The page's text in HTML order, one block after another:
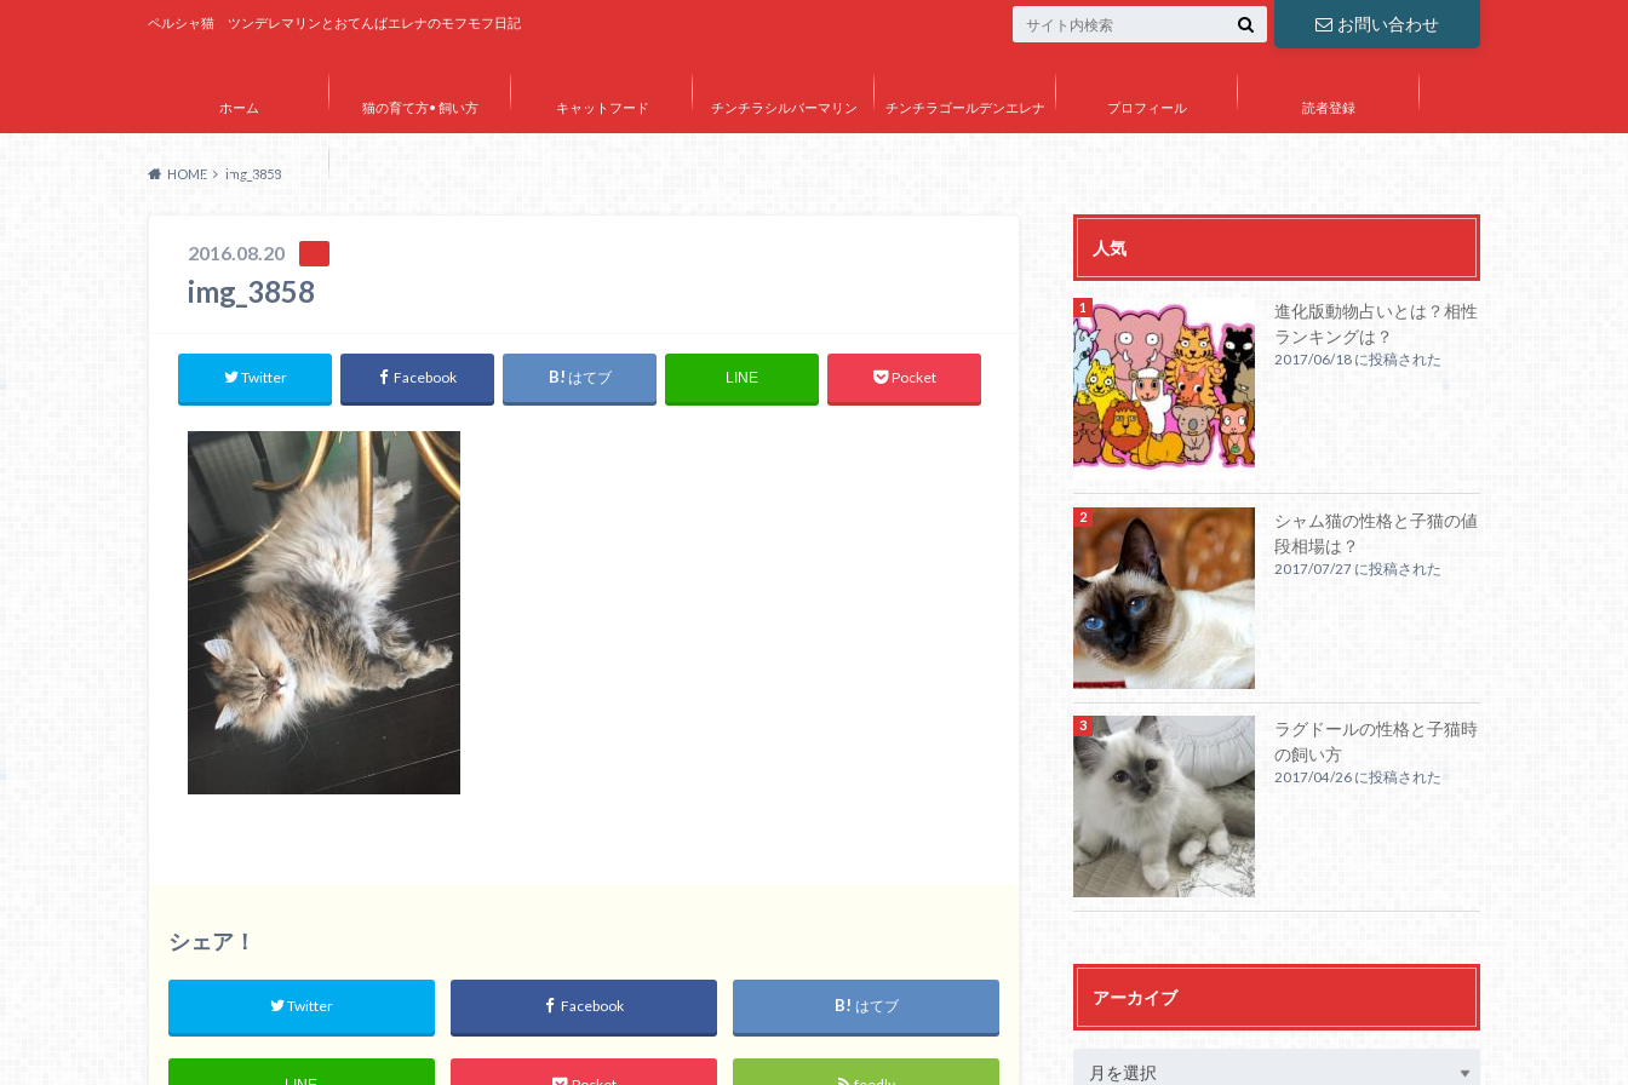
ペルシャ猫 ツンデレマリンとおてんばエレナのモフモフ日記 お問い合わせ
ホーム 猫の育て方• 飼い方 キャットフード チンチラシルバーマリン チンチラゴールデンエレナ プロフィール 読者登録
サイトマップ
HOME img_3858
2016.08.20
img_3858
Twitter Facebook はてブ LINE Pocket
シェア！
Twitter Facebook はてブ
人気
進化版動物占いとは？相性
ランキングは？
2017/06/18 に投稿された
シャム猫の性格と子猫の値
段相場は？
2017/07/27 に投稿された
ラグドールの性格と子猫時
の飼い方
2017/04/26 に投稿された
アーカイブ